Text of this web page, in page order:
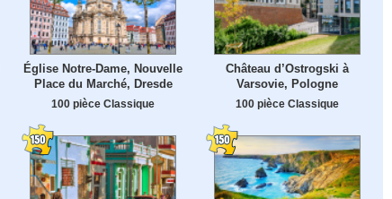
Église Notre-Dame, Nouvelle
Place du Marché, Dresde
100 pièce Classique
Château d’Ostrogski à
Varsovie, Pologne
100 pièce Classique